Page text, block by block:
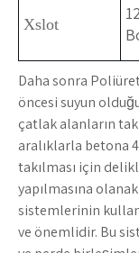
Xslot
Daha sonra
öncesi suyun
çatlak alanların
aralıklarla betona
takılması için
yapılmasına
sistemlerinin
ve önemlidir. Bu